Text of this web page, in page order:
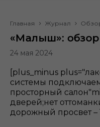
Главная Журнал
«Малыш»: обзор
24 мая 2024
[plus_minus
системы
просторный
дверей;нет
дорожный просвет –